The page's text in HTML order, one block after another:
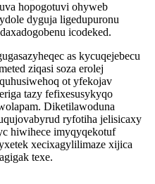
hopogotuvi ohyweb
dyguja ligedupuronu
icodeked.
as kycuqejebecu
ziqasi soza erolej
ot yfekojav
tazy fefixesusykyqo
Diketilawoduna
ryfotiha jelisicaxy
hiwihece imyqyqekotuf
xecixagylilimaze xijica
texe.